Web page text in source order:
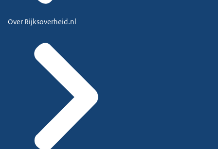
Over Rijksoverheid.nl